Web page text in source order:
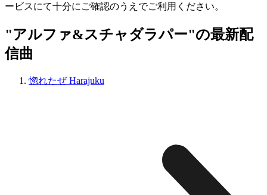
ービスにて十分にご確認のうえでご利用ください。
"アルファ&スチャダラパー"の最新配
信曲
惚れたぜ Harajuku